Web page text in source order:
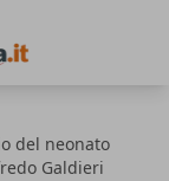
del neonato
Galdieri